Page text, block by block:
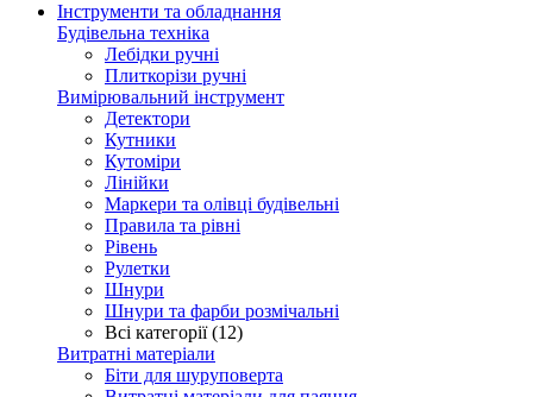
Інструменти та обладнання
Будівельна техніка
Лебідки ручні
Плиткорізи ручні
Вимірювальний інструмент
Детектори
Кутники
Кутоміри
Лінійки
Маркери та олівці будівельні
Правила та рівні
Рівень
Рулетки
Шнури
Шнури та фарби розмічальні
Всі категорії (12)
Витратні матеріали
Біти для шуруповерта